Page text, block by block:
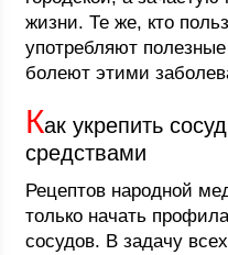
жизни. Те же, кто
употребляют
болеют этими
Как укрепить
средствами
Рецептов народной
только начать
сосудов. В задачу